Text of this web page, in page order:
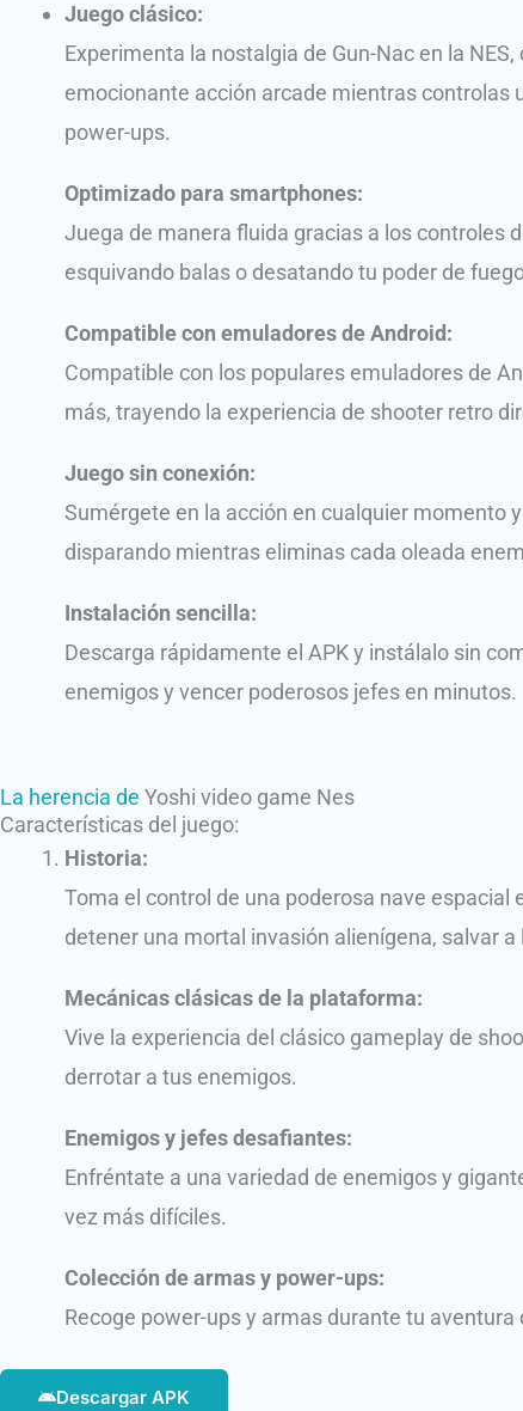
Juego clásico:
Experimenta la nostalgia de Gun-Nac en la
emocionante acción arcade mientras controlas
power-ups.
Optimizado para smartphones:
Juega de manera fluida gracias a los controles
esquivando balas o desatando tu poder de
Compatible con emuladores de Android:
Compatible con los populares emuladores de
más, trayendo la experiencia de shooter retro
Juego sin conexión:
Sumérgete en la acción en cualquier momento
disparando mientras eliminas cada oleada
Instalación sencilla:
Descarga rápidamente el APK y instálalo sin
enemigos y vencer poderosos jefes en minutos.
La herencia de Yoshi video game Nes
Características del juego:
Historia:
Toma el control de una poderosa nave
detener una mortal invasión alienígena, salvar
Mecánicas clásicas de la plataforma:
Vive la experiencia del clásico gameplay de
derrotar a tus enemigos.
Enemigos y jefes desafiantes:
Enfréntate a una variedad de enemigos y
vez más difíciles.
Colección de armas y power-ups:
Recoge power-ups y armas durante tu
Descargar APK